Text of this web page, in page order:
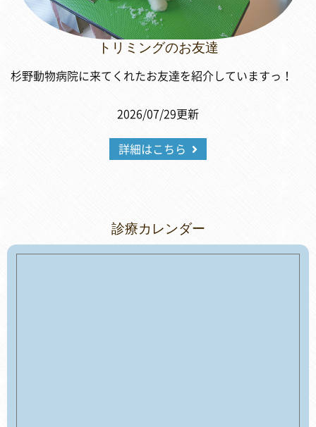
トリミングのお友達
杉野動物病院に来てくれたお友達を紹介していますっ！
2026/07/29更新
詳細はこちら
診療カレンダー